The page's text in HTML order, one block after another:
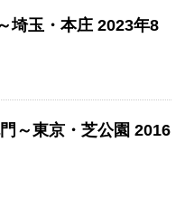
埼玉・本庄 2023年8
～東京・芝公園 2016